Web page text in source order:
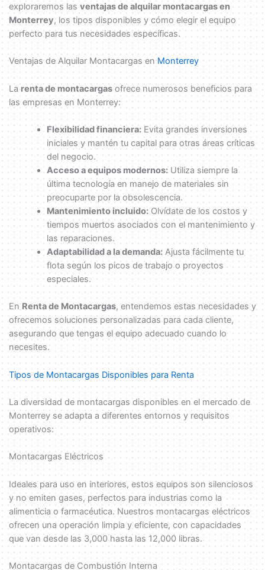
exploraremos las ventajas de alquilar montacargas en
Monterrey, los tipos disponibles y cómo elegir el equipo
perfecto para tus necesidades específicas.
Ventajas de Alquilar Montacargas en Monterrey
La renta de montacargas ofrece numerosos beneficios para
las empresas en Monterrey:
Flexibilidad financiera:Evita grandes inversiones
iniciales y mantén tu capital para otras áreas críticas
del negocio.
Acceso a equipos modernos:Utiliza siempre la
última tecnología en manejo de materiales sin
preocuparte por la obsolescencia.
Mantenimiento incluido:Olvídate de los costos y
tiempos muertos asociados con el mantenimiento y
las reparaciones.
Adaptabilidad a la demanda:Ajusta fácilmente tu
flota según los picos de trabajo o proyectos
especiales.
En Renta de Montacargas, entendemos estas necesidades y
ofrecemos soluciones personalizadas para cada cliente,
asegurando que tengas el equipo adecuado cuando lo
necesites.
Tipos de Montacargas Disponibles para Renta
La diversidad de montacargas disponibles en el mercado de
Monterrey se adapta a diferentes entornos y requisitos
operativos:
Montacargas Eléctricos
Ideales para uso en interiores, estos equipos son silenciosos
y no emiten gases, perfectos para industrias como la
alimenticia o farmacéutica. Nuestros montacargas eléctricos
ofrecen una operación limpia y eficiente, con capacidades
que van desde las 3,000 hasta las 12,000 libras.
Montacargas de Combustión Interna